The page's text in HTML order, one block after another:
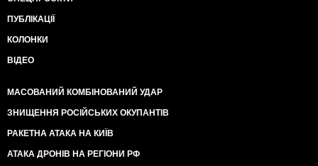
ПУБЛІКАЦІЇ
КОЛОНКИ
ВІДЕО
МАСОВАНИЙ КОМБІНОВАНИЙ УДАР
ЗНИЩЕННЯ РОСІЙСЬКИХ ОКУПАНТІВ
РАКЕТНА АТАКА НА КИЇВ
АТАКА ДРОНІВ НА РЕГІОНИ РФ